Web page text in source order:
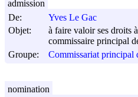
De:
Yves Le Gac
Objet:
à faire valoir ses droits
commissaire principal
Groupe:
Commissariat principal
admission
nomination